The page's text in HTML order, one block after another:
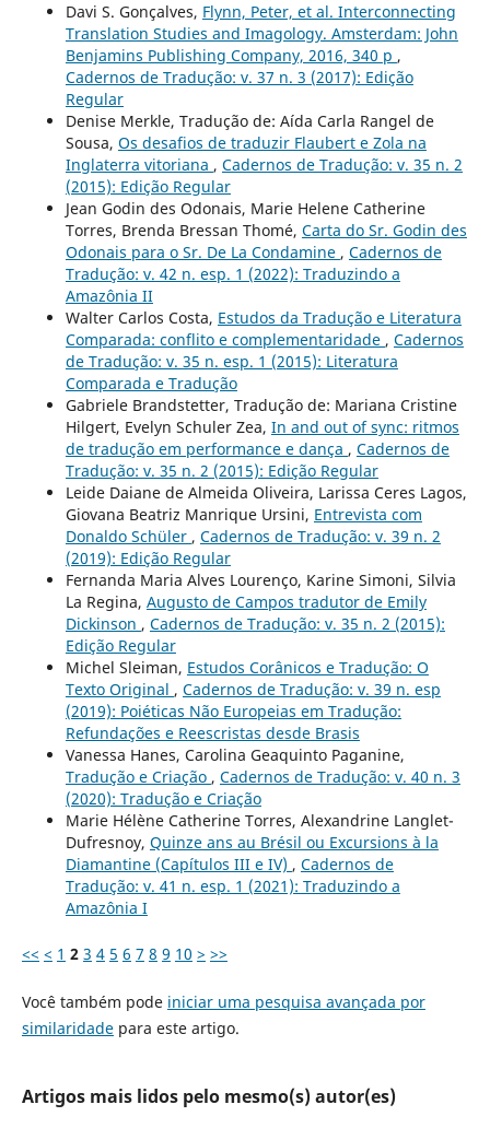
Davi S. Gonçalves, Flynn, Peter, et al. Interconnecting
Translation Studies and Imagology. Amsterdam: John
Benjamins Publishing Company, 2016, 340 p ,
Cadernos de Tradução: v. 37 n. 3 (2017): Edição
Regular
Denise Merkle, Tradução de: Aída Carla Rangel de
Sousa, Os desafios de traduzir Flaubert e Zola na
Inglaterra vitoriana , Cadernos de Tradução: v. 35 n. 2
(2015): Edição Regular
Jean Godin des Odonais, Marie Helene Catherine
Torres, Brenda Bressan Thomé, Carta do Sr. Godin des
Odonais para o Sr. De La Condamine , Cadernos de
Tradução: v. 42 n. esp. 1 (2022): Traduzindo a
Amazônia II
Walter Carlos Costa, Estudos da Tradução e Literatura
Comparada: conflito e complementaridade , Cadernos
de Tradução: v. 35 n. esp. 1 (2015): Literatura
Comparada e Tradução
Gabriele Brandstetter, Tradução de: Mariana Cristine
Hilgert, Evelyn Schuler Zea, In and out of sync: ritmos
de tradução em performance e dança , Cadernos de
Tradução: v. 35 n. 2 (2015): Edição Regular
Leide Daiane de Almeida Oliveira, Larissa Ceres Lagos,
Giovana Beatriz Manrique Ursini, Entrevista com
Donaldo Schüler , Cadernos de Tradução: v. 39 n. 2
(2019): Edição Regular
Fernanda Maria Alves Lourenço, Karine Simoni, Silvia
La Regina, Augusto de Campos tradutor de Emily
Dickinson , Cadernos de Tradução: v. 35 n. 2 (2015):
Edição Regular
Michel Sleiman, Estudos Corânicos e Tradução: O
Texto Original , Cadernos de Tradução: v. 39 n. esp
(2019): Poiéticas Não Europeias em Tradução:
Refundações e Reescristas desde Brasis
Vanessa Hanes, Carolina Geaquinto Paganine,
Tradução e Criação , Cadernos de Tradução: v. 40 n. 3
(2020): Tradução e Criação
Marie Hélène Catherine Torres, Alexandrine Langlet-
Dufresnoy, Quinze ans au Brésil ou Excursions à la
Diamantine (Capítulos III e IV) , Cadernos de
Tradução: v. 41 n. esp. 1 (2021): Traduzindo a
Amazônia I
<< < 1 2 3 4 5 6 7 8 9 10 > >>
Você também pode iniciar uma pesquisa avançada por
similaridadepara este artigo.
Artigos mais lidos pelo mesmo(s) autor(es)